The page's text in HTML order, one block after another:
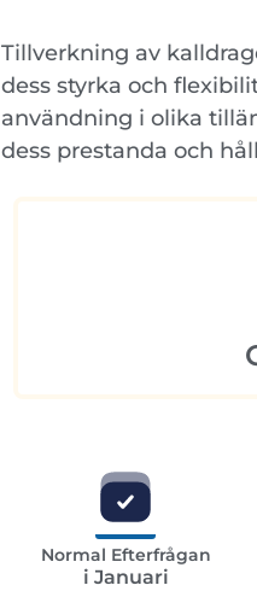
Tillverkning av
dess styrka och
användning i olika
dess prestanda och
Normal Efterfrågan
i Januari